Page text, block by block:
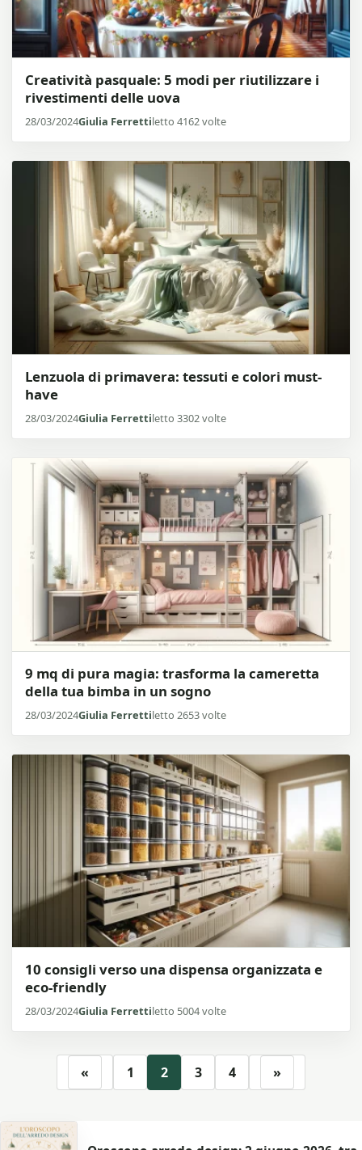
Creatività pasquale: 5 modi per riutilizzare i
rivestimenti delle uova
28/03/2024Giulia Ferrettiletto 4162 volte
Lenzuola di primavera: tessuti e colori must-
have
28/03/2024Giulia Ferrettiletto 3302 volte
9 mq di pura magia: trasforma la cameretta
della tua bimba in un sogno
28/03/2024Giulia Ferrettiletto 2653 volte
10 consigli verso una dispensa organizzata e
eco-friendly
28/03/2024Giulia Ferrettiletto 5004 volte
« 1 2 3 4 »